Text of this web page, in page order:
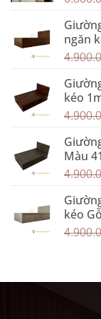
ngăn
kéo
Màu
kéo